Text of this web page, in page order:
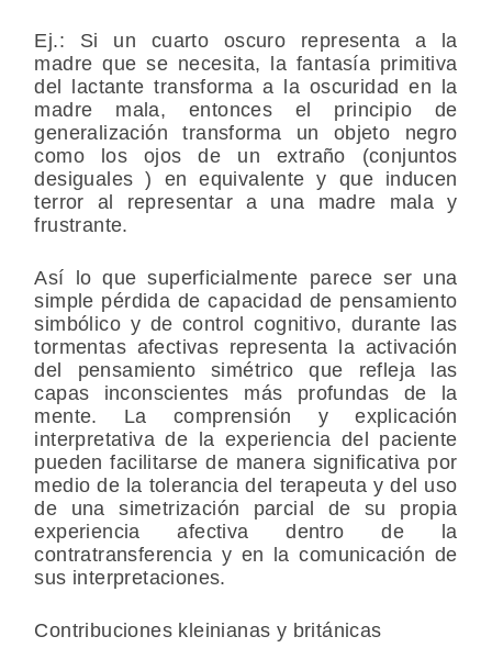
Ej.: Si un cuarto oscuro representa a la
madre que se necesita, la fantasía primitiva
del lactante transforma a la oscuridad en la
madre mala, entonces el principio de
generalización transforma un objeto negro
como los ojos de un extraño (conjuntos
desiguales ) en equivalente y que inducen
terror al representar a una madre mala y
frustrante.
Así lo que superficialmente parece ser una
simple pérdida de capacidad de pensamiento
simbólico y de control cognitivo, durante las
tormentas afectivas representa la activación
del pensamiento simétrico que refleja las
capas inconscientes más profundas de la
mente. La comprensión y explicación
interpretativa de la experiencia del paciente
pueden facilitarse de manera significativa por
medio de la tolerancia del terapeuta y del uso
de una simetrización parcial de su propia
experiencia afectiva dentro de la
contratransferencia y en la comunicación de
sus interpretaciones.
Contribuciones kleinianas y británicas